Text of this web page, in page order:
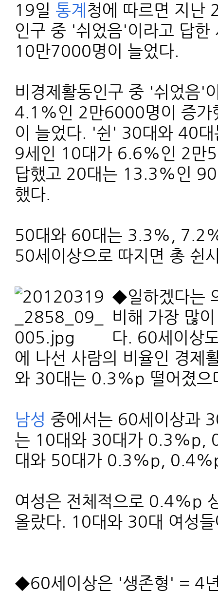
19일 통계 청에 따르면 지난
인구 중 '쉬었음'이라고 답
10만7000명이 늘었다.
비경제활동인구 중 '쉬었음'
4.1%인 2만6000명이 증
이 늘었다. '쉰' 30대와 40
9세인 10대가 6.6%인 2만
답했고 20대는 13.3%인
했다.
50대와 60대는 3.3%,
50세이상으로 따지면 총 쉰
◆일하겠다는
비해 가장 많
다. 60세이상
에 나선 사람의 비율인 경제
와 30대는 0.3%p 떨어졌
남성 중에서는 60세이상과
는 10대와 30대가 0.3%p,
대와 50대가 0.3%p,
여성은 전체적으로 0.4%p
올랐다. 10대와 30대 여성
◆60세이상은 '생존형' = 4년